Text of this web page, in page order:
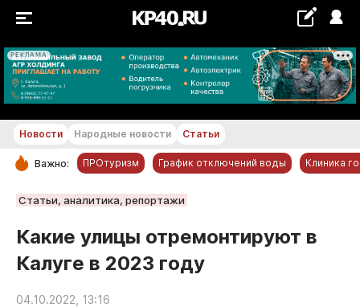
РЕКЛАМА
+29...+30 °С
РУБРИКИ
Новости компаний
Статьи
Народные новости
Новости Народные новости Статьи
Важно: ПРОтуризм График отключений воды Клиника
Статьи, аналитика, репортажи
Какие улицы отремонтируют в
Калуге в 2023 году
04.10.2022, 13:16